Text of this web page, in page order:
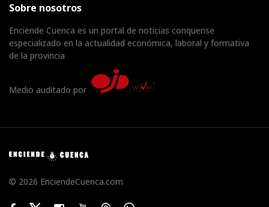
Sobre nosotros
Enciende Cuenca es un portal de noticias conquense
especializado en la actualidad económica, laboral y formativa
de la provincia
Medio auditado por
© 2026 EnciendeCuenca.com